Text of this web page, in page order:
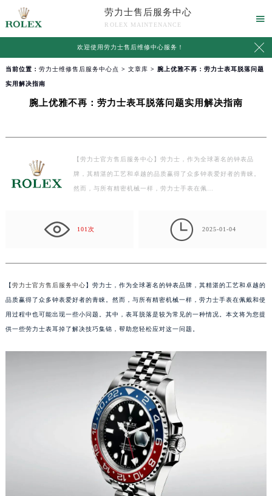
劳力士售后服务中心
ROLEX MAINTENANCE

欢迎使用劳力士售后维修中心服务 ！ 
当前位置： 劳力士维修售后服务中心点 > 文章库 > 腕上优雅不再：劳力士表耳脱落问题
实用解决指南
腕上优雅不再：劳力士表耳脱落问题实用解决指南
【劳力士官方售后服务中心】劳力士，作为全球著名的钟表品
牌，其精湛的工艺和卓越的品质赢得了众多钟表爱好者的青睐。
然而，与所有精密机械一样，劳力士手表在佩…
101次  2025-01-04
【劳力士官方售后服务中心】劳力士，作为全球著名的钟表品牌，其精湛的工艺和卓越的
品质赢得了众多钟表爱好者的青睐。然而，与所有精密机械一样，劳力士手表在佩戴和使
用过程中也可能出现一些小问题。其中，表耳脱落是较为常见的一种情况。本文将为您提
供一些劳力士表耳掉了解决技巧集锦，帮助您轻松应对这一问题。